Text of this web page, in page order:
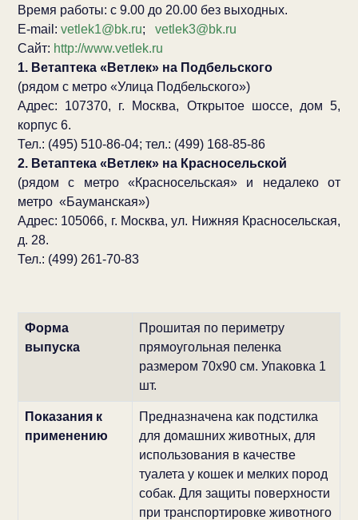
Время работы: с 9.00 до 20.00 без выходных.
E-mail: vetlek1@bk.ru;
vetlek3@bk.ru
Сайт: http://www.vetlek.ru
1. Ветаптека «Ветлек» на Подбельского
(рядом с метро «Улица Подбельского»)
Адрес: 107370, г. Москва, Открытое шоссе, дом 5,
корпус 6.
Тел.: (495) 510-86-04; тел.: (499) 168-85-86
2. Ветаптека «Ветлек» на Красносельской
(рядом с метро «Красносельская» и недалеко от
метро «Бауманская»)
Адрес: 105066, г. Москва, ул. Нижняя Красносельская,
д. 28.
Тел.: (499) 261-70-83
Форма
выпуска
Прошитая по периметру
прямоугольная пеленка
размером 70x90 см. Упаковка 1
шт.
Показания к
применению
Предназначена как подстилка
для домашних животных, для
использования в качестве
туалета у кошек и мелких пород
собак. Для защиты поверхности
при транспортировке животного